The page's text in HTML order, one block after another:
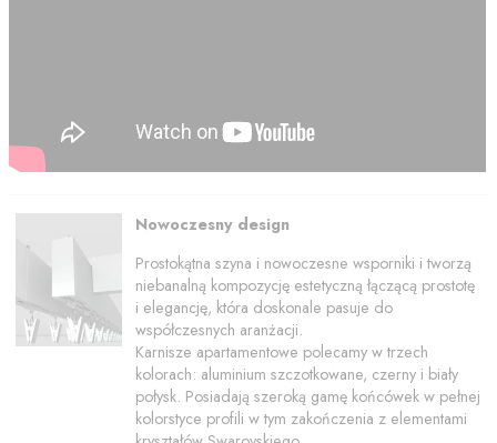
Nowoczesny design
Prostokątna szyna i nowoczesne wsporniki i tworzą
niebanalną kompozycję estetyczną łączącą prostotę
i elegancję, która doskonale pasuje do
współczesnych aranżacji.
Karnisze apartamentowe polecamy w trzech
kolorach: aluminium szczotkowane, czerny i biały
połysk. Posiadają szeroką gamę końcówek w pełnej
kolorstyce profili w tym zakończenia z elementami